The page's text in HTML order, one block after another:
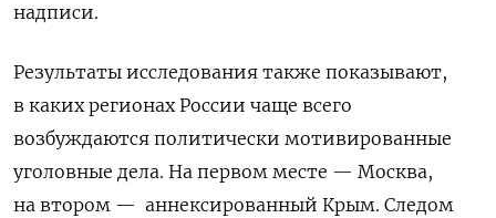
надписи.
Результаты исследования также показывают,
в каких регионах России чаще всего
возбуждаются политически мотивированные
уголовные дела. На первом месте — Москва,
на втором — аннексированный Крым. Следом